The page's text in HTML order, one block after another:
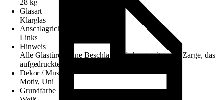
28 kg
Glasart
Klarglas
Anschlagrichtung
Links
Hinweis
Alle Glastüren ohne Beschlag, Drückergarnitur und Zarge, das
aufgedruckte Motiv befindet sich auf der Bandseite
Dekor / Muster
Motiv, Uni
Grundfarbe